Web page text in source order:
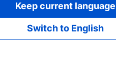
Servicios
Español
y Menciones de
Switch to English
Keep current language